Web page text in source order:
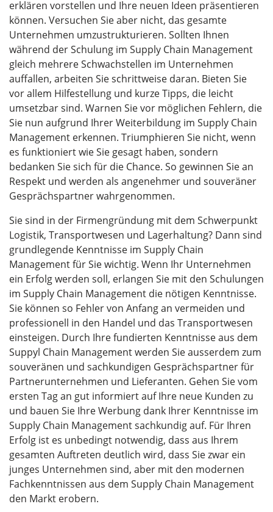
erklären vorstellen und Ihre neuen Ideen präsentieren
können. Versuchen Sie aber nicht, das gesamte
Unternehmen umzustrukturieren. Sollten Ihnen
während der Schulung im Supply Chain Management
gleich mehrere Schwachstellen im Unternehmen
auffallen, arbeiten Sie schrittweise daran. Bieten Sie
vor allem Hilfestellung und kurze Tipps, die leicht
umsetzbar sind. Warnen Sie vor möglichen Fehlern, die
Sie nun aufgrund Ihrer Weiterbildung im Supply Chain
Management erkennen. Triumphieren Sie nicht, wenn
es funktioniert wie Sie gesagt haben, sondern
bedanken Sie sich für die Chance. So gewinnen Sie an
Respekt und werden als angenehmer und souveräner
Gesprächspartner wahrgenommen.
Sie sind in der Firmengründung mit dem Schwerpunkt
Logistik, Transportwesen und Lagerhaltung? Dann sind
grundlegende Kenntnisse im Supply Chain
Management für Sie wichtig. Wenn Ihr Unternehmen
ein Erfolg werden soll, erlangen Sie mit den Schulungen
im Supply Chain Management die nötigen Kenntnisse.
Sie können so Fehler von Anfang an vermeiden und
professionell in den Handel und das Transportwesen
einsteigen. Durch Ihre fundierten Kenntnisse aus dem
Suppyl Chain Management werden Sie ausserdem zum
souveränen und sachkundigen Gesprächspartner für
Partnerunternehmen und Lieferanten. Gehen Sie vom
ersten Tag an gut informiert auf Ihre neue Kunden zu
und bauen Sie Ihre Werbung dank Ihrer Kenntnisse im
Supply Chain Management sachkundig auf. Für Ihren
Erfolg ist es unbedingt notwendig, dass aus Ihrem
gesamten Auftreten deutlich wird, dass Sie zwar ein
junges Unternehmen sind, aber mit den modernen
Fachkenntnissen aus dem Supply Chain Management
den Markt erobern.